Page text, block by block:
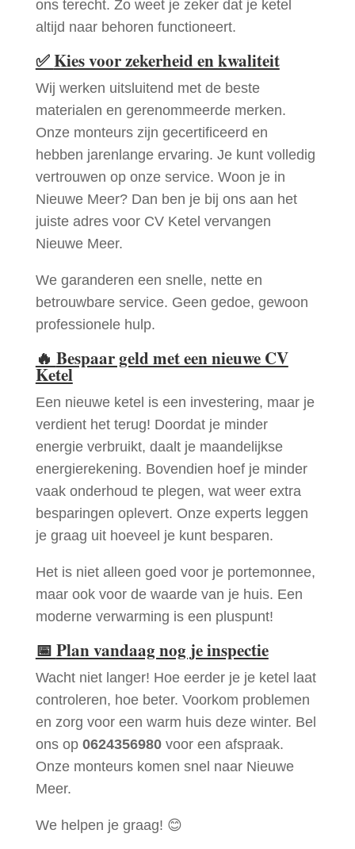
ons terecht. Zo weet je zeker dat je ketel
altijd naar behoren functioneert.
✅Kies voor zekerheid en kwaliteit
Wij werken uitsluitend met de beste
materialen en gerenommeerde merken.
Onze monteurs zijn gecertificeerd en
hebben jarenlange ervaring. Je kunt volledig
vertrouwen op onze service. Woon je in
Nieuwe Meer? Dan ben je bij ons aan het
juiste adres voor CV Ketel vervangen
Nieuwe Meer.
We garanderen een snelle, nette en
betrouwbare service. Geen gedoe, gewoon
professionele hulp.
🔥 Bespaar geld met een nieuwe CV
Ketel
Een nieuwe ketel is een investering, maar je
verdient het terug! Doordat je minder
energie verbruikt, daalt je maandelijkse
energierekening. Bovendien hoef je minder
vaak onderhoud te plegen, wat weer extra
besparingen oplevert. Onze experts leggen
je graag uit hoeveel je kunt besparen.
Het is niet alleen goed voor je portemonnee,
maar ook voor de waarde van je huis. Een
moderne verwarming is een pluspunt!
📅 Plan vandaag nog je inspectie
Wacht niet langer! Hoe eerder je je ketel laat
controleren, hoe beter. Voorkom problemen
en zorg voor een warm huis deze winter. Bel
ons op 0624356980voor een afspraak.
Onze monteurs komen snel naar Nieuwe
Meer.
We helpen je graag! 😊